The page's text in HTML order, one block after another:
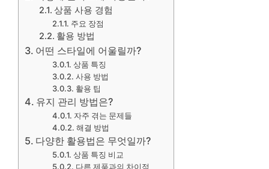
상품 사용 경험
주요 장점
활용 방법
어떤 스타일에 어울릴까?
상품 특징
사용 방법
활용 팁
유지 관리 방법은?
자주 겪는 문제들
해결 방법
다양한 활용법은 무엇일까?
상품 특징 비교
다른 제품과의 차이점